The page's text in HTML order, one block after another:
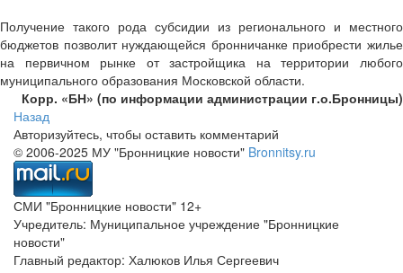
Получение такого рода субсидии из регионального и местного
бюджетов позволит нуждающейся бронничанке приобрести жилье
на первичном рынке от застройщика на территории любого
муниципального образования Московской области.
Корр. «БН» (по информации администрации г.о.Бронницы)
Назад
Авторизуйтесь, чтобы оставить комментарий
© 2006-2025 МУ "Бронницкие новости" Bronnitsy.ru
СМИ "Бронницкие новости" 12+
Учредитель: Муниципальное учреждение "Бронницкие
новости"
Главный редактор: Халюков Илья Сергеевич